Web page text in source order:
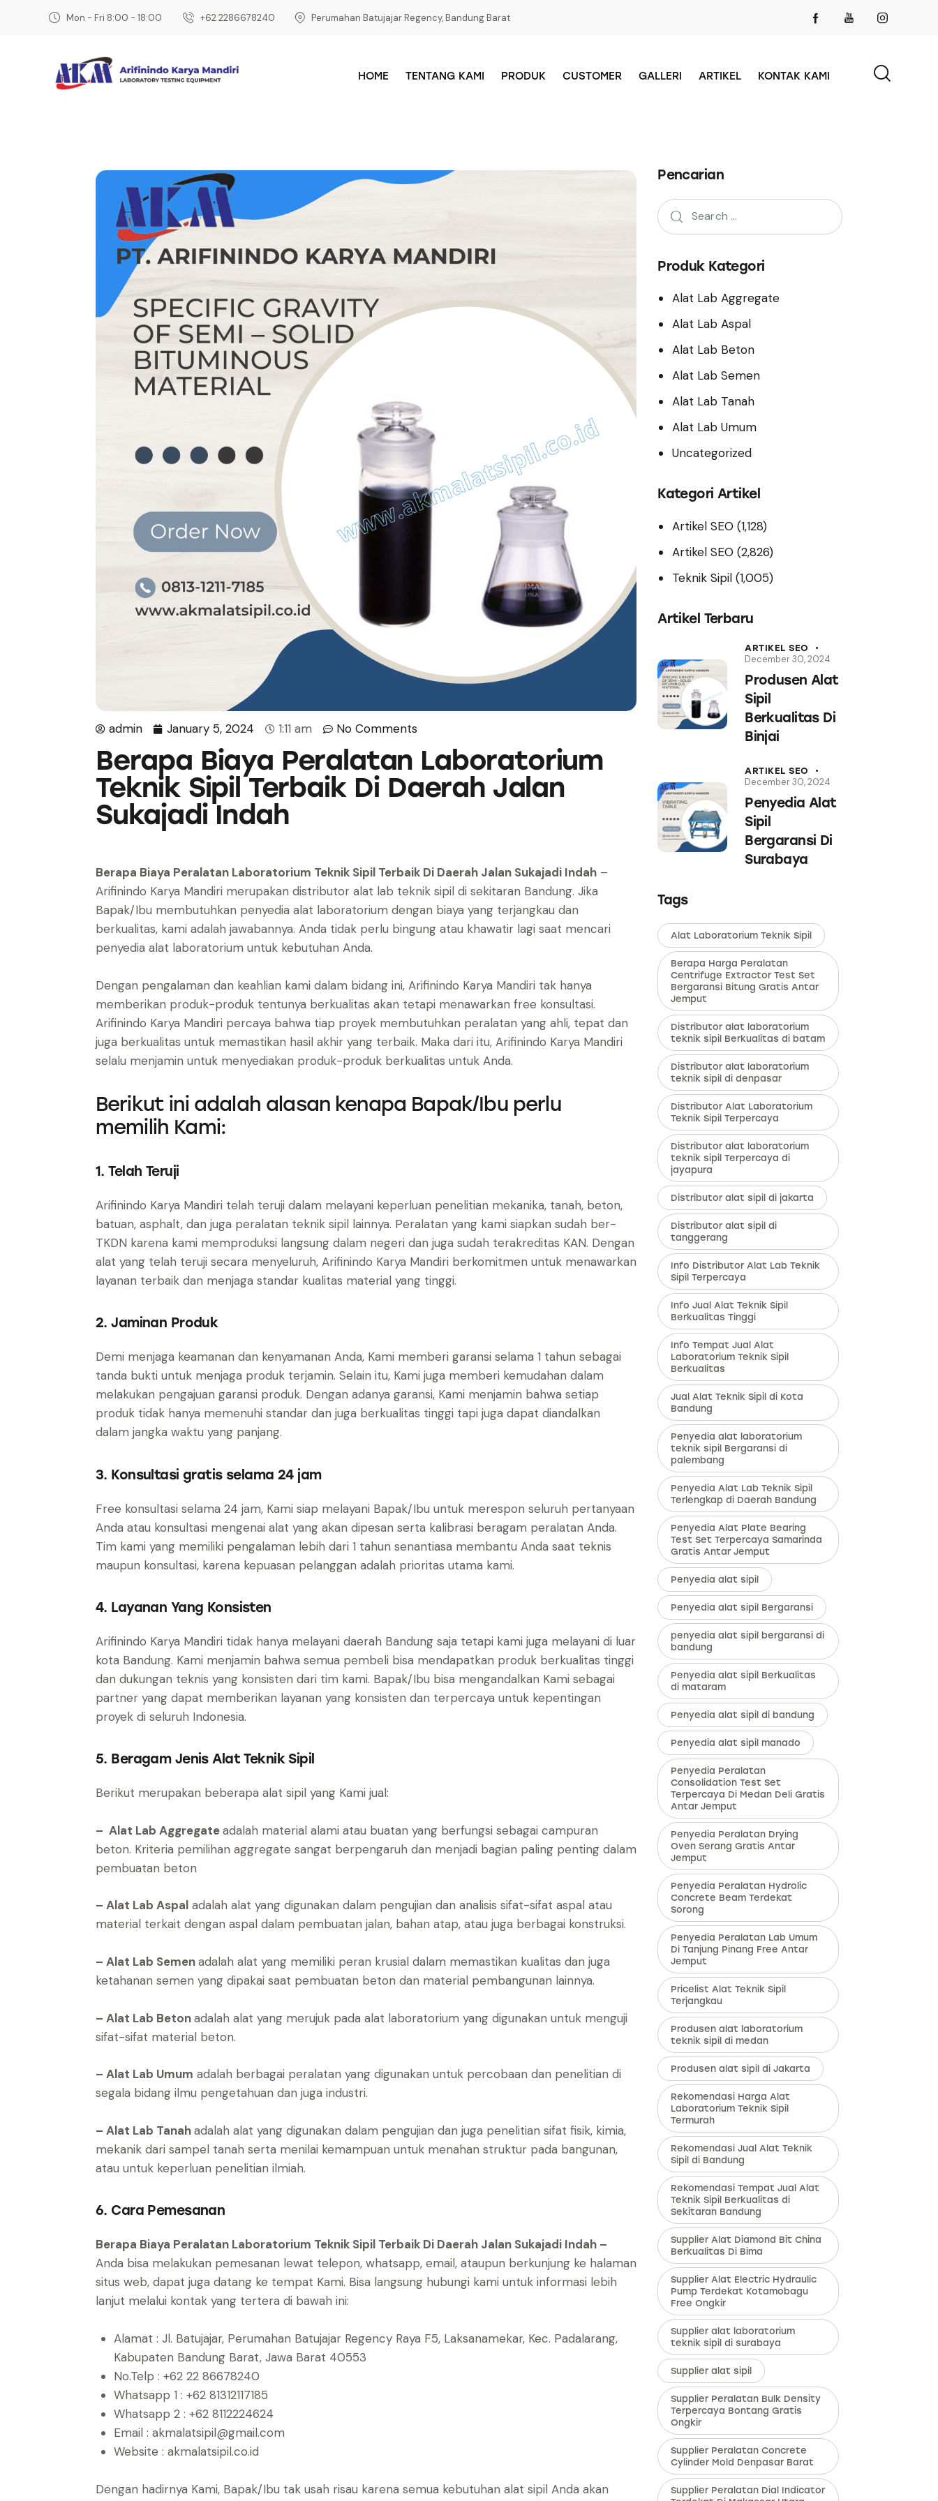
Mon - Fri 8:00 - 18:00 ‎+62 2286678240 Perumahan Batujajar Regency, Bandung Barat
HOME TENTANG KAMI PRODUK CUSTOMER GALLERI ARTIKEL KONTAK KAMI
admin January 5, 2024 1:11 am No Comments
Berapa Biaya Peralatan Laboratorium
Teknik Sipil Terbaik Di Daerah Jalan
Sukajadi Indah
Berapa Biaya Peralatan Laboratorium Teknik Sipil Terbaik Di Daerah Jalan Sukajadi Indah –
Arifinindo Karya Mandiri merupakan distributor alat lab teknik sipil di sekitaran Bandung. Jika
Bapak/Ibu membutuhkan penyedia alat laboratorium dengan biaya yang terjangkau dan
berkualitas, kami adalah jawabannya. Anda tidak perlu bingung atau khawatir lagi saat mencari
penyedia alat laboratorium untuk kebutuhan Anda.
Dengan pengalaman dan keahlian kami dalam bidang ini, Arifinindo Karya Mandiri tak hanya
memberikan produk-produk tentunya berkualitas akan tetapi menawarkan free konsultasi.
Arifinindo Karya Mandiri percaya bahwa tiap proyek membutuhkan peralatan yang ahli, tepat dan
juga berkualitas untuk memastikan hasil akhir yang terbaik. Maka dari itu, Arifinindo Karya Mandiri
selalu menjamin untuk menyediakan produk-produk berkualitas untuk Anda.
Berikut ini adalah alasan kenapa Bapak/Ibu perlu
memilih Kami:
1. Telah Teruji
Arifinindo Karya Mandiri telah teruji dalam melayani keperluan penelitian mekanika, tanah, beton,
batuan, asphalt, dan juga peralatan teknik sipil lainnya. Peralatan yang kami siapkan sudah ber-
TKDN karena kami memproduksi langsung dalam negeri dan juga sudah terakreditas KAN. Dengan
alat yang telah teruji secara menyeluruh, Arifinindo Karya Mandiri berkomitmen untuk menawarkan
layanan terbaik dan menjaga standar kualitas material yang tinggi.
2. Jaminan Produk
Demi menjaga keamanan dan kenyamanan Anda, Kami memberi garansi selama 1 tahun sebagai
tanda bukti untuk menjaga produk terjamin. Selain itu, Kami juga memberi kemudahan dalam
melakukan pengajuan garansi produk. Dengan adanya garansi, Kami menjamin bahwa setiap
produk tidak hanya memenuhi standar dan juga berkualitas tinggi tapi juga dapat diandalkan
dalam jangka waktu yang panjang.
3. Konsultasi gratis selama 24 jam
Free konsultasi selama 24 jam, Kami siap melayani Bapak/Ibu untuk merespon seluruh pertanyaan
Anda atau konsultasi mengenai alat yang akan dipesan serta kalibrasi beragam peralatan Anda.
Tim kami yang memiliki pengalaman lebih dari 1 tahun senantiasa membantu Anda saat teknis
maupun konsultasi, karena kepuasan pelanggan adalah prioritas utama kami.
4. Layanan Yang Konsisten
Arifinindo Karya Mandiri tidak hanya melayani daerah Bandung saja tetapi kami juga melayani di luar
kota Bandung. Kami menjamin bahwa semua pembeli bisa mendapatkan produk berkualitas tinggi
dan dukungan teknis yang konsisten dari tim kami. Bapak/Ibu bisa mengandalkan Kami sebagai
partner yang dapat memberikan layanan yang konsisten dan terpercaya untuk kepentingan
proyek di seluruh Indonesia.
5. Beragam Jenis Alat Teknik Sipil
Berikut merupakan beberapa alat sipil yang Kami jual:
– Alat Lab Aggregateadalah material alami atau buatan yang berfungsi sebagai campuran
beton. Kriteria pemilihan aggregate sangat berpengaruh dan menjadi bagian paling penting dalam
pembuatan beton
– Alat Lab Aspal adalah alat yang digunakan dalam pengujian dan analisis sifat-sifat aspal atau
material terkait dengan aspal dalam pembuatan jalan, bahan atap, atau juga berbagai konstruksi.
– Alat Lab Semenadalah alat yang memiliki peran krusial dalam memastikan kualitas dan juga
ketahanan semen yang dipakai saat pembuatan beton dan material pembangunan lainnya.
– Alat Lab Betonadalah alat yang merujuk pada alat laboratorium yang digunakan untuk menguji
sifat-sifat material beton.
– Alat Lab Umum adalah berbagai peralatan yang digunakan untuk percobaan dan penelitian di
segala bidang ilmu pengetahuan dan juga industri.
– Alat Lab Tanahadalah alat yang digunakan dalam pengujian dan juga penelitian sifat fisik, kimia,
mekanik dari sampel tanah serta menilai kemampuan untuk menahan struktur pada bangunan,
atau untuk keperluan penelitian ilmiah.
6. Cara Pemesanan
Berapa Biaya Peralatan Laboratorium Teknik Sipil Terbaik Di Daerah Jalan Sukajadi Indah –
Anda bisa melakukan pemesanan lewat telepon, whatsapp, email, ataupun berkunjung ke halaman
situs web, dapat juga datang ke tempat Kami. Bisa langsung hubungi kami untuk informasi lebih
lanjut melalui kontak yang tertera di bawah ini:
Alamat : Jl. Batujajar, Perumahan Batujajar Regency Raya F5, Laksanamekar, Kec. Padalarang,
Kabupaten Bandung Barat, Jawa Barat 40553
No.Telp : +62 22 86678240
Whatsapp 1 : +62 81312117185
Whatsapp 2 : +62 8112224624
Email : akmalatsipil@gmail.com
Website : akmalatsipil.co.id
Dengan hadirnya Kami, Bapak/Ibu tak usah risau karena semua kebutuhan alat sipil Anda akan
Pencarian
Produk Kategori
Alat Lab Aggregate
Alat Lab Aspal
Alat Lab Beton
Alat Lab Semen
Alat Lab Tanah
Alat Lab Umum
Uncategorized
Kategori Artikel
Artikel SEO (1,128)
Artikel SEO (2,826)
Teknik Sipil(1,005)
Artikel Terbaru
ARTIKEL SEO
December 30, 2024
Produsen Alat
Sipil
Berkualitas Di
Binjai
ARTIKEL SEO
December 30, 2024
Penyedia Alat
Sipil
Bergaransi Di
Surabaya
Tags
Alat Laboratorium Teknik Sipil
Berapa Harga Peralatan
Centrifuge Extractor Test Set
Bergaransi Bitung Gratis Antar
Jemput
Distributor alat laboratorium
teknik sipil Berkualitas di batam
Distributor alat laboratorium
teknik sipil di denpasar
Distributor Alat Laboratorium
Teknik Sipil Terpercaya
Distributor alat laboratorium
teknik sipil Terpercaya di
jayapura
Distributor alat sipil di jakarta
Distributor alat sipil di
tanggerang
Info Distributor Alat Lab Teknik
Sipil Terpercaya
Info Jual Alat Teknik Sipil
Berkualitas Tinggi
Info Tempat Jual Alat
Laboratorium Teknik Sipil
Berkualitas
Jual Alat Teknik Sipil di Kota
Bandung
Penyedia alat laboratorium
teknik sipil Bergaransi di
palembang
Penyedia Alat Lab Teknik Sipil
Terlengkap di Daerah Bandung
Penyedia Alat Plate Bearing
Test Set Terpercaya Samarinda
Gratis Antar Jemput
Penyedia alat sipil
Penyedia alat sipil Bergaransi
penyedia alat sipil bergaransi di
bandung
Penyedia alat sipil Berkualitas
di mataram
Penyedia alat sipil di bandung
Penyedia alat sipil manado
Penyedia Peralatan
Consolidation Test Set
Terpercaya Di Medan Deli Gratis
Antar Jemput
Penyedia Peralatan Drying
Oven Serang Gratis Antar
Jemput
Penyedia Peralatan Hydrolic
Concrete Beam Terdekat
Sorong
Penyedia Peralatan Lab Umum
Di Tanjung Pinang Free Antar
Jemput
Pricelist Alat Teknik Sipil
Terjangkau
Produsen alat laboratorium
teknik sipil di medan
Produsen alat sipil di Jakarta
Rekomendasi Harga Alat
Laboratorium Teknik Sipil
Termurah
Rekomendasi Jual Alat Teknik
Sipil di Bandung
Rekomendasi Tempat Jual Alat
Teknik Sipil Berkualitas di
Sekitaran Bandung
Supplier Alat Diamond Bit China
Berkualitas Di Bima
Supplier Alat Electric Hydraulic
Pump Terdekat Kotamobagu
Free Ongkir
Supplier alat laboratorium
teknik sipil di surabaya
Supplier alat sipil
Supplier Peralatan Bulk Density
Terpercaya Bontang Gratis
Ongkir
Supplier Peralatan Concrete
Cylinder Mold Denpasar Barat
Supplier Peralatan Dial Indicator